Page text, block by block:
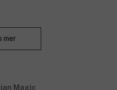
och känslig hud
mer